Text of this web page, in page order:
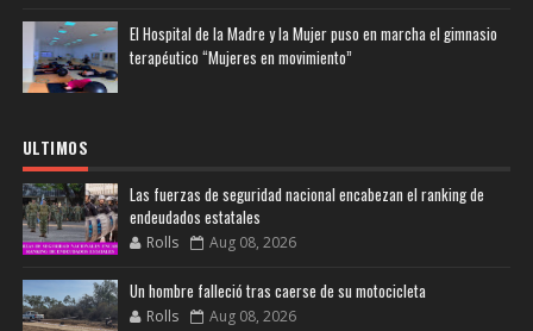
El Hospital de la Madre y la Mujer puso en marcha el gimnasio
terapéutico “Mujeres en movimiento”
ULTIMOS
Las fuerzas de seguridad nacional encabezan el ranking de
endeudados estatales
Rolls Aug 08, 2026
Un hombre falleció tras caerse de su motocicleta
Rolls Aug 08, 2026